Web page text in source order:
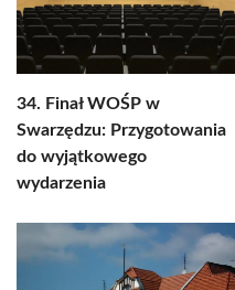
34. Finał WOŚP w
Swarzędzu: Przygotowania
do wyjątkowego
wydarzenia